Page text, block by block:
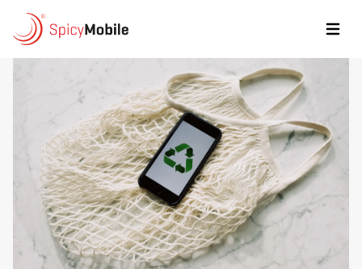
Przejdź do treści